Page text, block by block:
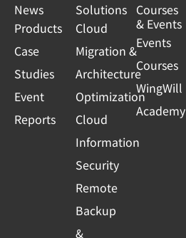
News
Products
Case
Studies
Event
Reports
Solutions
Cloud
Migration &
Architecture
Optimization
Cloud
Information
Security
Remote
Backup
&
Courses
& Events
Events
Courses
WingWill
Academy